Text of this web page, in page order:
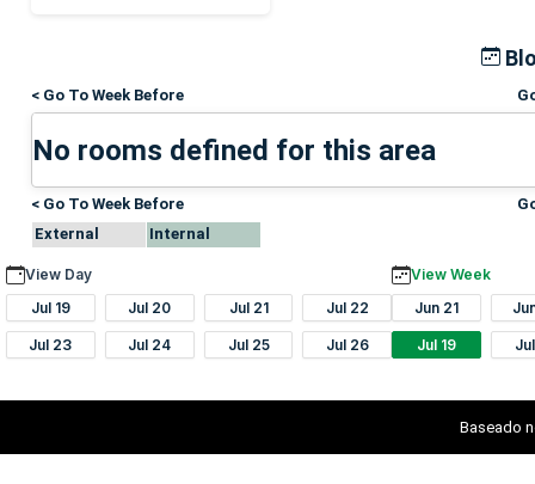
< Go To Week Before
No rooms defined for this area
< Go To Week Before
External
Internal
View Day
Jul 19
Jul 20 Jul 21 Jul 22
Jul 23 Jul 24 Jul 25 Jul 26
View Week
Jun 21
Jul 19
Baseado